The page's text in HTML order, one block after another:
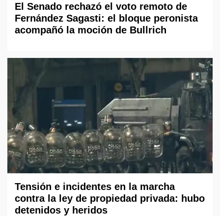
El Senado rechazó el voto remoto de
Fernández Sagasti: el bloque peronista
acompañó la moción de Bullrich
Tensión e incidentes en la marcha
contra la ley de propiedad privada: hubo
detenidos y heridos